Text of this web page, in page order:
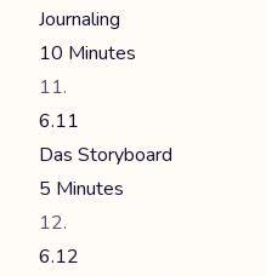
Journaling
10 Minutes
6.11
Das Storyboard
5 Minutes
6.12